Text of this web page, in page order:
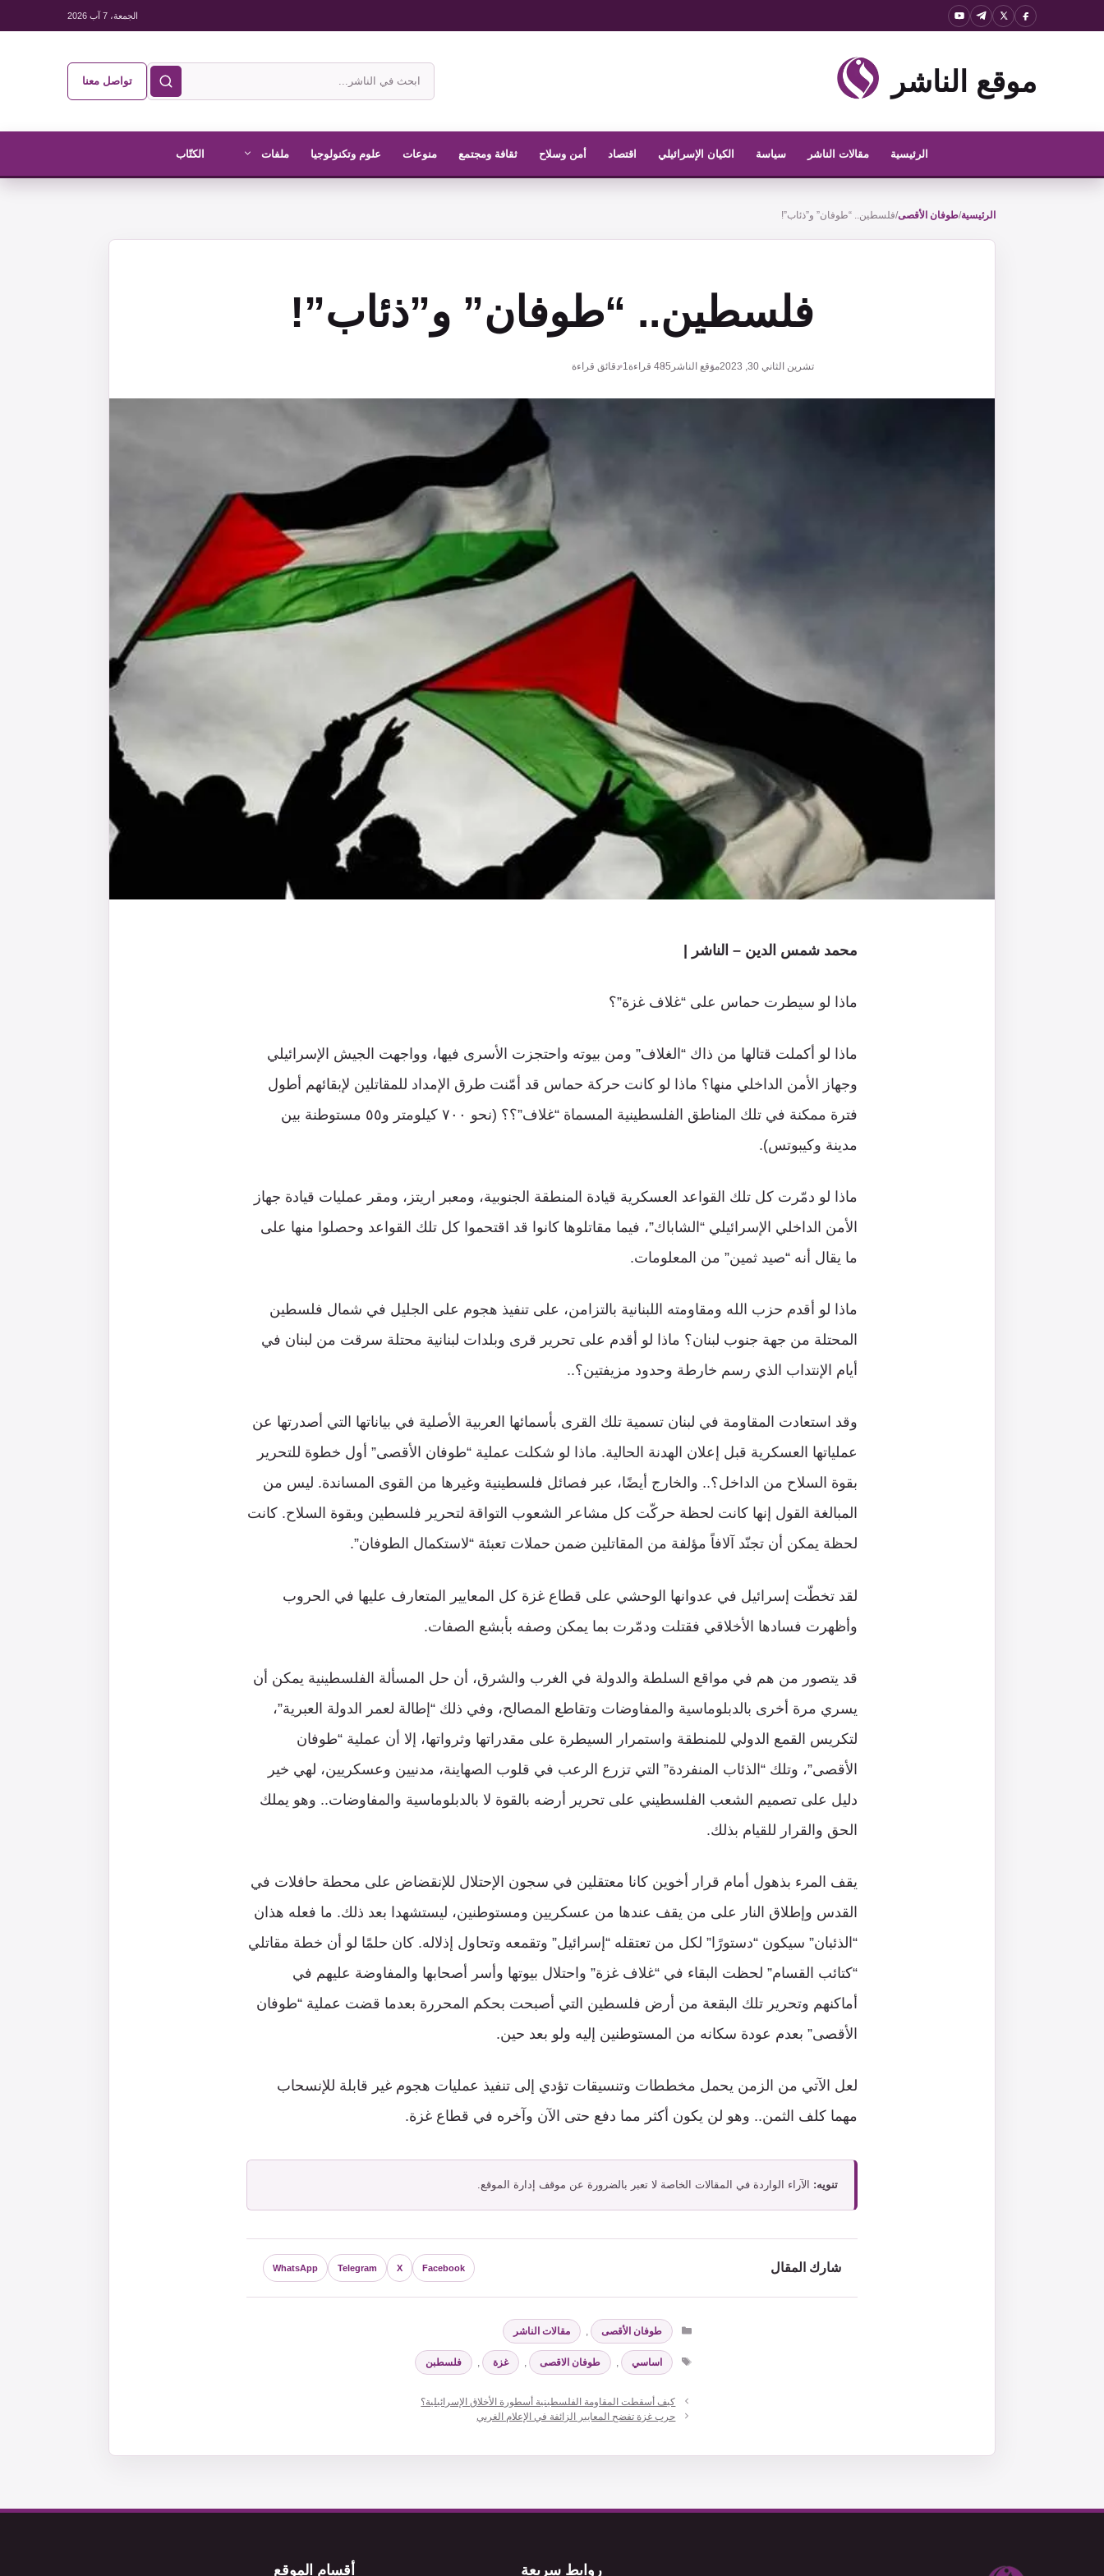
الجمعة، 7 آب 2026
موقع الناشر
ابحث
في
الناشر
تواصل معنا
الرئيسية مقالات الناشر سياسة الكيان الإسرائيلي اقتصاد أمن وسلاح ثقافة ومجتمع منوعات علوم وتكنولوجيا ملفات الكتّاب
الرئيسية/طوفان الأقصى/فلسطين.. “طوفان” و”ذئاب”!
فلسطين.. “طوفان” و”ذئاب”!
تشرين الثاني 30, 2023 موقع الناشر 485 قراءة1 دقائق قراءة
محمد شمس الدين – الناشر |
ماذا لو سيطرت حماس على “غلاف غزة”؟
ماذا لو أكملت قتالها من ذاك “الغلاف” ومن بيوته واحتجزت الأسرى فيها، وواجهت الجيش الإسرائيلي
وجهاز الأمن الداخلي منها؟ ماذا لو كانت حركة حماس قد أمّنت طرق الإمداد للمقاتلين لإبقائهم أطول
فترة ممكنة في تلك المناطق الفلسطينية المسماة “غلاف”؟؟ (نحو ٧٠٠ كيلومتر و٥٥ مستوطنة بين
مدينة وكيبوتس).
ماذا لو دمّرت كل تلك القواعد العسكرية قيادة المنطقة الجنوبية، ومعبر اريتز، ومقر عمليات قيادة جهاز
الأمن الداخلي الإسرائيلي “الشاباك”، فيما مقاتلوها كانوا قد اقتحموا كل تلك القواعد وحصلوا منها على
ما يقال أنه “صيد ثمين” من المعلومات.
ماذا لو أقدم حزب الله ومقاومته اللبنانية بالتزامن، على تنفيذ هجوم على الجليل في شمال فلسطين
المحتلة من جهة جنوب لبنان؟ ماذا لو أقدم على تحرير قرى وبلدات لبنانية محتلة سرقت من لبنان في
أيام الإنتداب الذي رسم خارطة وحدود مزيفتين؟..
وقد استعادت المقاومة في لبنان تسمية تلك القرى بأسمائها العربية الأصلية في بياناتها التي أصدرتها عن
عملياتها العسكرية قبل إعلان الهدنة الحالية. ماذا لو شكلت عملية “طوفان الأقصى” أول خطوة للتحرير
بقوة السلاح من الداخل؟.. والخارج أيضًا، عبر فصائل فلسطينية وغيرها من القوى المساندة. ليس من
المبالغة القول إنها كانت لحظة حركّت كل مشاعر الشعوب التواقة لتحرير فلسطين وبقوة السلاح. كانت
لحظة يمكن أن تجنّد آلافاً مؤلفة من المقاتلين ضمن حملات تعبئة “لاستكمال الطوفان”.
لقد تخطّت إسرائيل في عدوانها الوحشي على قطاع غزة كل المعايير المتعارف عليها في الحروب
وأظهرت فسادها الأخلاقي فقتلت ودمّرت بما يمكن وصفه بأبشع الصفات.
قد يتصور من هم في مواقع السلطة والدولة في الغرب والشرق، أن حل المسألة الفلسطينية يمكن أن
يسري مرة أخرى بالدبلوماسية والمفاوضات وتقاطع المصالح، وفي ذلك “إطالة لعمر الدولة العبرية”،
لتكريس القمع الدولي للمنطقة واستمرار السيطرة على مقدراتها وثرواتها، إلا أن عملية “طوفان
الأقصى”، وتلك “الذئاب المنفردة” التي تزرع الرعب في قلوب الصهاينة، مدنيين وعسكريين، لهي خير
دليل على تصميم الشعب الفلسطيني على تحرير أرضه بالقوة لا بالدبلوماسية والمفاوضات.. وهو يملك
الحق والقرار للقيام بذلك.
يقف المرء بذهول أمام قرار أخوين كانا معتقلين في سجون الإحتلال للإنقضاض على محطة حافلات في
القدس وإطلاق النار على من يقف عندها من عسكريين ومستوطنين، ليستشهدا بعد ذلك. ما فعله هذان
“الذئبان” سيكون “دستورًا” لكل من تعتقله “إسرائيل” وتقمعه وتحاول إذلاله. كان حلمًا لو أن خطة مقاتلي
“كتائب القسام” لحظت البقاء في “غلاف غزة” واحتلال بيوتها وأسر أصحابها والمفاوضة عليهم في
أماكنهم وتحرير تلك البقعة من أرض فلسطين التي أصبحت بحكم المحررة بعدما قضت عملية “طوفان
الأقصى” بعدم عودة سكانه من المستوطنين إليه ولو بعد حين.
لعل الآتي من الزمن يحمل مخططات وتنسيقات تؤدي إلى تنفيذ عمليات هجوم غير قابلة للإنسحاب
مهما كلف الثمن.. وهو لن يكون أكثر مما دفع حتى الآن وآخره في قطاع غزة.
تنويه: الآراء الواردة في المقالات الخاصة لا تعبر بالضرورة عن موقف إدارة الموقع.
شارك المقال Facebook
X
Telegram
WhatsApp
التصنيفات
طوفان الأقصى ,
مقالات الناشر
الوسوم
اساسي , طوفان الاقصى , غزة , فلسطبن
كيف أسقطت المقاومة الفلسطينية أسطورة الأخلاق الإسرائيلية؟
حرب غزة تفضح المعايير الزائفة في الإعلام الغربي
روابط سريعة أقسام الموقع